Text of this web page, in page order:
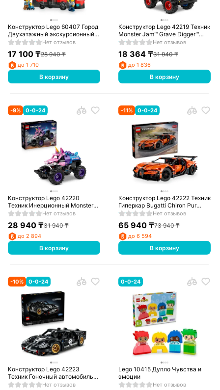
Конструктор Lego 60407 Город
Двухэтажный экскурсионный
автобус
Нет отзывов
17 100₸28 940₸
до 1 710
В корзину
Конструктор Lego 42219 Техник
Monster Jam™ Grave Digger™
«Лед и пламя»Нет отзывов
18 364 ₸31 940₸
до 1 836
В корзину
-9% 0-0-24
Конструктор Lego 42220
Техник Инерционный Monster
Jam™ Sparkle Smash™
Нет отзывов
28 940₸31 940₸
до 2 894
В корзину
-11% 0-0-24
Конструктор Lego 42222 Техник
Гиперкар Bugatti Chiron Pur
Sport
Нет отзывов
65 940 ₸73 940₸
до 6 594
В корзину
-10% 0-0-24
Конструктор Lego 42223
Техник Гоночный автомобиль
Ford GT40 MKII 1966 г.
Нет отзывов
0-0-24
Lego 10415 Дупло Чувства и
эмоции
Нет отзывов